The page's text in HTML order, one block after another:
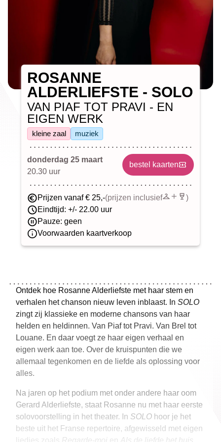
ROSANNE
ALDERLIEFSTE - SOLO
VAN PIAF TOT PRAVI - EN
EIGEN WERK
kleine zaal muziek
donderdag 25 maart
20.30 uur
bestel kaarten
Prijzen vanaf € 25,-(prijzen inclusief
)
Eindtijd: +/- 22.00 uur
Pauze: geen
Voorwaarden kaartverkoop
Ontdek hoe Rosanne Alderliefste met haar stem en
verhalen het chanson nieuw leven inblaast. In SOLO
zingt zij klassieke en moderne chansons van haar
helden en heldinnen. Van Piaf tot Pravi. Van Brel tot
Louane. En daar voegt ze haar eigen verhaal en
eigen werk aan toe. Over de kruispunten die we
allemaal tegenkomen en de liefde als oplossing voor
alles.
Na jaren op het podium met onder andere haar oom
Gerard Alderliefste, staat Rosanne nu met haar eerste
solovoorstelling in het theater. In SOLO hoor je het
beste uit het Franse repertoire, afgewisseld met eigen